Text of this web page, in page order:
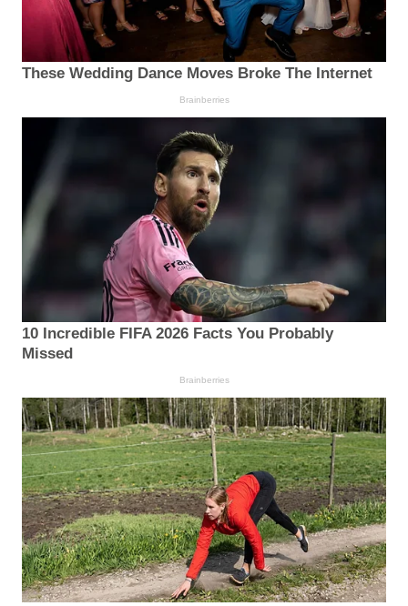
These Wedding Dance Moves Broke The Internet
Brainberries
10 Incredible FIFA 2026 Facts You Probably
Missed
Brainberries